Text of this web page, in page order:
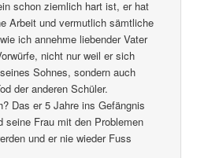
schon ziemlich hart ist, er hat
Arbeit und vermutlich sämtliche
ich annehme liebender Vater
nicht nur weil er sich
Sohnes, sondern auch
der anderen Schüler.
Das er 5 Jahre ins Gefängnis
seine Frau mit den Problemen
und er nie wieder Fuss